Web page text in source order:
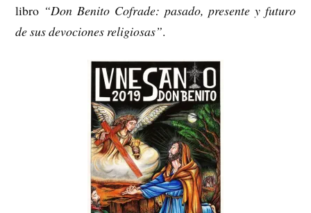
libro “Don Benito Cofrade: pasado, presente y futuro
de sus devociones religiosas”.